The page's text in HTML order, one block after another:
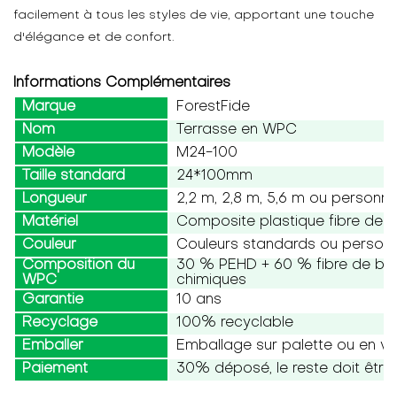
facilement à tous les styles de vie, apportant une touche
d'élégance et de confort.
Informations Complémentaires
Marque
ForestFide
Nom
Terrasse en WPC
Modèle
M24-100
Taille standard
24*100mm
Longueur
2,2 m, 2,8 m, 5,6 m ou
Matériel
Composite plastique fibre de
Couleur
Couleurs standards ou
Composition du
WPC
30 % PEHD + 60 % fibre de
chimiques
Garantie
10 ans
Recyclage
100% recyclable
Emballer
Emballage sur palette ou en
Paiement
30% déposé, le reste doit